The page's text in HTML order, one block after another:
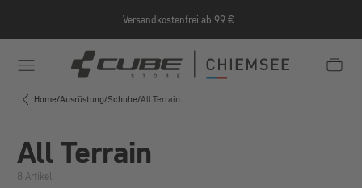
Versandkostenfrei ab 99 €
Home/Ausrüstung/Schuhe/All Terrain
All Terrain
8 Artikel